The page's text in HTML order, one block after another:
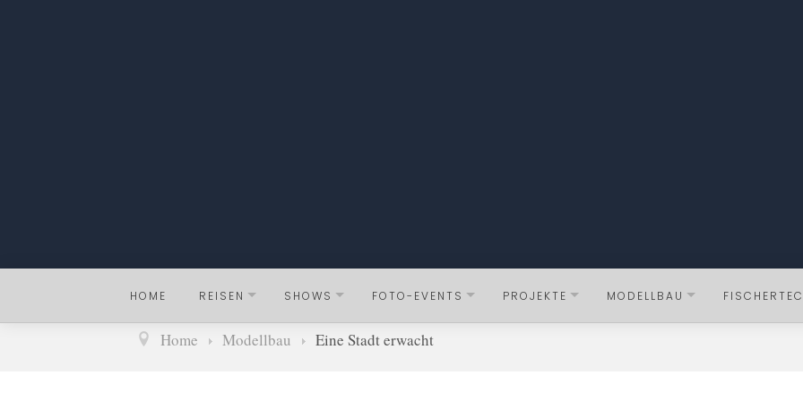
HOME REISEN SHOWS FOTO-EVENTS PROJEKTE MODELLBAU
Home Modellbau Eine Stadt erwacht